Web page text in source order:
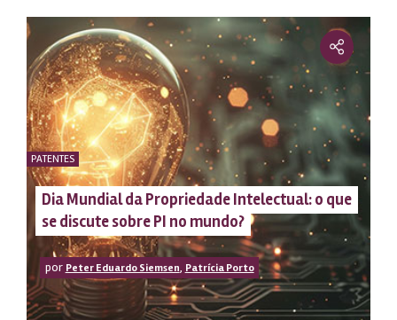
PATENTES
Dia Mundial da Propriedade Intelectual: o que
se discute sobre PI no mundo?
por Peter Eduardo Siemsen, Patrícia Porto